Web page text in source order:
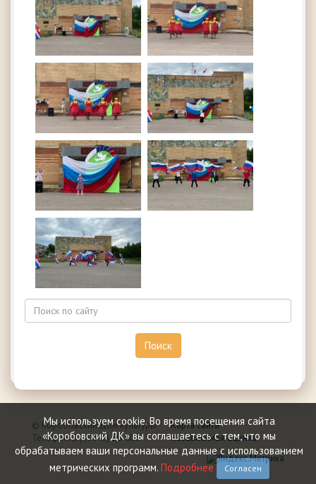
Мы используем сookie. Во время посещения сайта
«Коробовский ДК» вы соглашаетесь с тем, что мы
обрабатываем ваши персональные данные с использованием
метрических программ. Подробнее Согласен
© Коробовский Дом культуры
Телефон: 8 (49645) 66-603
Карта сайта
Независимая оценка